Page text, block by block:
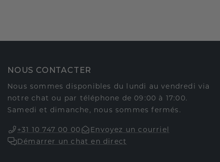
NOUS CONTACTER
Nous sommes disponibles du lundi au vendredi via
notre chat ou par téléphone de 09:00 à 17:00.
Samedi et dimanche, nous sommes fermés.
+31 10 747 00 00
Envoyez un courriel
Démarrer un chat en direct